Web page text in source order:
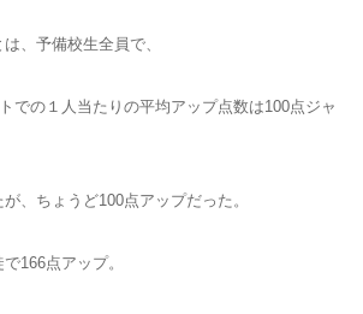
、予備校生全員で、
での１人当たりの平均アップ点数は100点ジャ
、ちょうど100点アップだった。
166点アップ。